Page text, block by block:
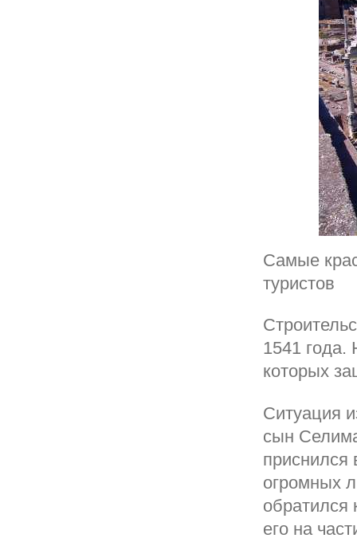
Самые
туристов
1541 года.
которых
Ситуация
сын
приснился
огромных
обратился
его на